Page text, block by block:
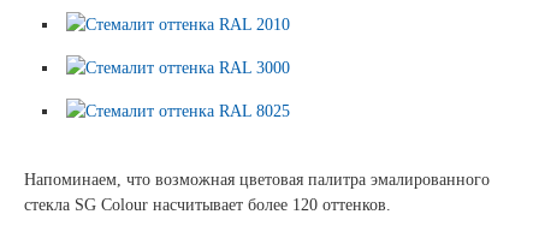
заказчиков
Техподдержка
Сертификаты на продукцию Sibglass Trade
Напоминаем, что возможная цветовая палитра эмалированного
стекла SG Colour насчитывает более 120 оттенков.